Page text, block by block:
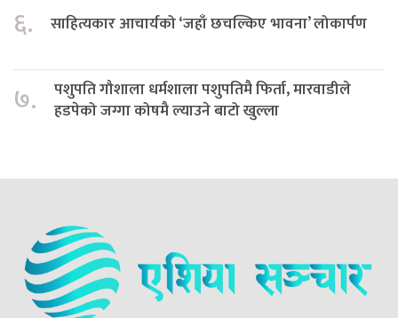
६. साहित्यकार आचार्यको ‘जहाँ छचल्किए भावना’ लोकार्पण
७.
पशुपति गौशाला धर्मशाला पशुपतिमै फिर्ता, मारवाडीले
हडपेको जग्गा कोषमै ल्याउने बाटो खुल्ला